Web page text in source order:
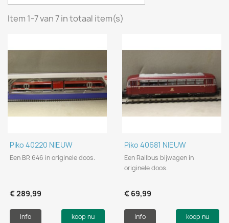
Item 1-7 van 7 in totaal item(s)
Piko 40220 NIEUW
Een BR 646 in originele doos.
€ 289,99
Info koop nu
Piko 40681 NIEUW
Een Railbus bijwagen in
originele doos.
€ 69,99
Info koop nu